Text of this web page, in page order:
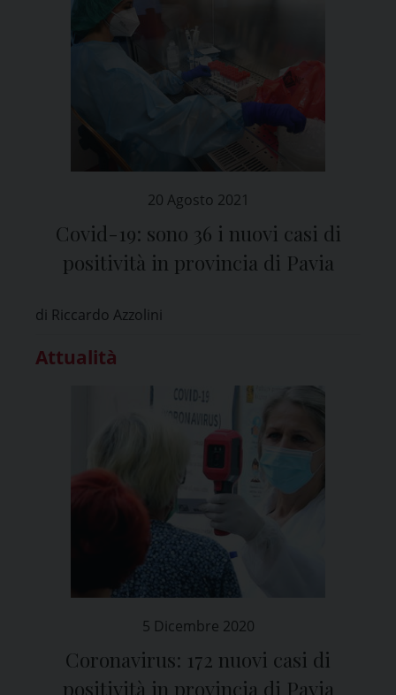
20 Agosto 2021
Covid-19: sono 36 i nuovi casi di
positività in provincia di Pavia
di Riccardo Azzolini
Attualità
5 Dicembre 2020
Coronavirus: 172 nuovi casi di
positività in provincia di Pavia